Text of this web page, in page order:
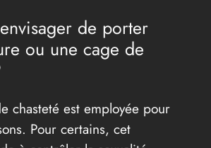
de porter
ou une cage de
chasteté est employée pour
Pour certains, cet